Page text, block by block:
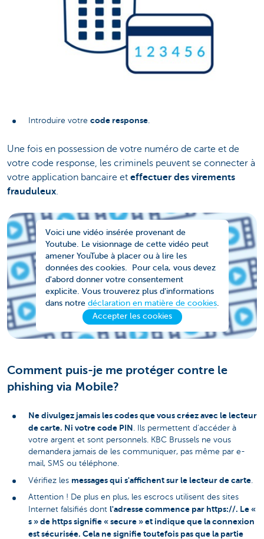
Introduire votre code response
Une fois en possession de votre numéro de carte et de
votre code response, les criminels peuvent se connecter à
votre application bancaire et effectuer des virements
frauduleux.
Voici une vidéo insérée provenant de
Youtube. Le visionnage de cette vidéo peut
amener YouTube à placer ou à lire les
données des cookies. Pour cela, vous devez
d'abord donner votre consentement
explicite. Vous trouverez plus d'informations
dans notre déclaration en matière de cookies.
Accepter les cookies
Comment puis-je me protéger contre le
phishing via Mobile?
Ne divulgez jamais les codes que vous créez avec le lecteur
de carte. Ni votre code PIN . Ils permettent d'accéder à
votre argent et sont personnels. KBC Brussels ne vous
demandera jamais de les communiquer, pas même par e-
mail, SMS ou téléphone.
Vérifiez les messages qui s'affichent sur le lecteur de carte
Attention ! De plus en plus, les escrocs utilisent des sites
Internet falsifiés dont l'adresse commence par https://. Le «
s » de https signifie « secure » et indique que la connexion
est sécurisée. Cela ne signifie toutefois pas que la partie